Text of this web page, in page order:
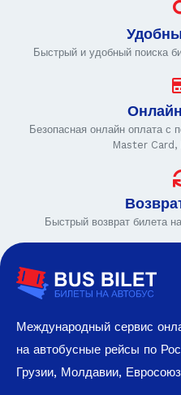
Быстрый и удобный поиска
Безопасная онлайн оплата с
Master
Быстрый возврат билета
Международный сервис
на автобусные рейсы по
Грузии, Молдавии,